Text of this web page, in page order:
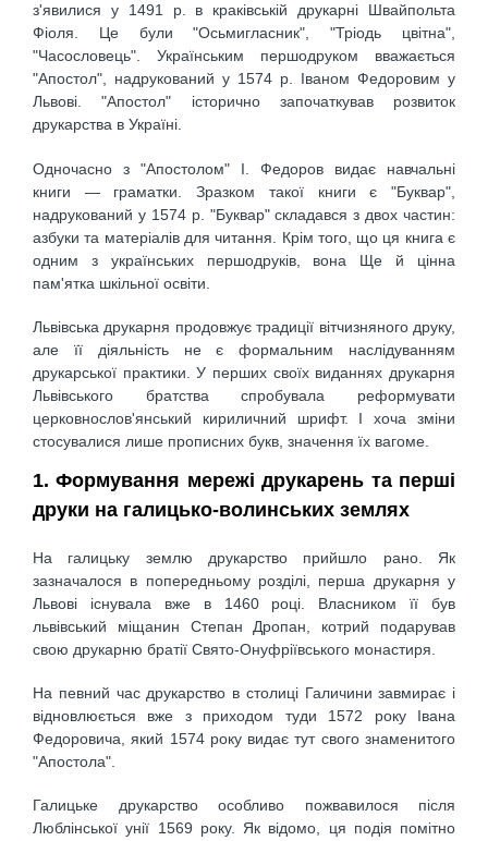
з'явилися у 1491 р. в краківській друкарні Швайпольта
Фіоля. Це були "Осьмигласник", "Тріодь цвітна",
"Часословець". Українським першодруком вважається
"Апостол", надрукований у 1574 р. Іваном Федоровим у
Львові. "Апостол" історично започаткував розвиток
друкарства в Україні.
Одночасно з "Апостолом" І. Федоров видає навчальні
книги — граматки. Зразком такої книги є "Буквар",
надрукований у 1574 р. "Буквар" складався з двох частин:
азбуки та матеріалів для читання. Крім того, що ця книга є
одним з українських першодруків, вона Ще й цінна
пам'ятка шкільної освіти.
Львівська друкарня продовжує традиції вітчизняного друку,
але її діяльність не є формальним наслідуванням
друкарської практики. У перших своїх виданнях друкарня
Львівського братства спробувала реформувати
церковнослов'янський кириличний шрифт. І хоча зміни
стосувалися лише прописних букв, значення їх вагоме.
1. Формування мережі друкарень та перші
друки на галицько-волинських землях
На галицьку землю друкарство прийшло рано. Як
зазначалося в попередньому розділі, перша друкарня у
Львові існувала вже в 1460 році. Власником її був
львівський міщанин Степан Дропан, котрий подарував
свою друкарню братії Свято-Онуфріївського монастиря.
На певний час друкарство в столиці Галичини завмирає і
відновлюється вже з приходом туди 1572 року Івана
Федоровича, який 1574 року видає тут свого знаменитого
"Апостола".
Галицьке друкарство особливо пожвавилося після
Люблінської унії 1569 року. Як відомо, ця подія помітно